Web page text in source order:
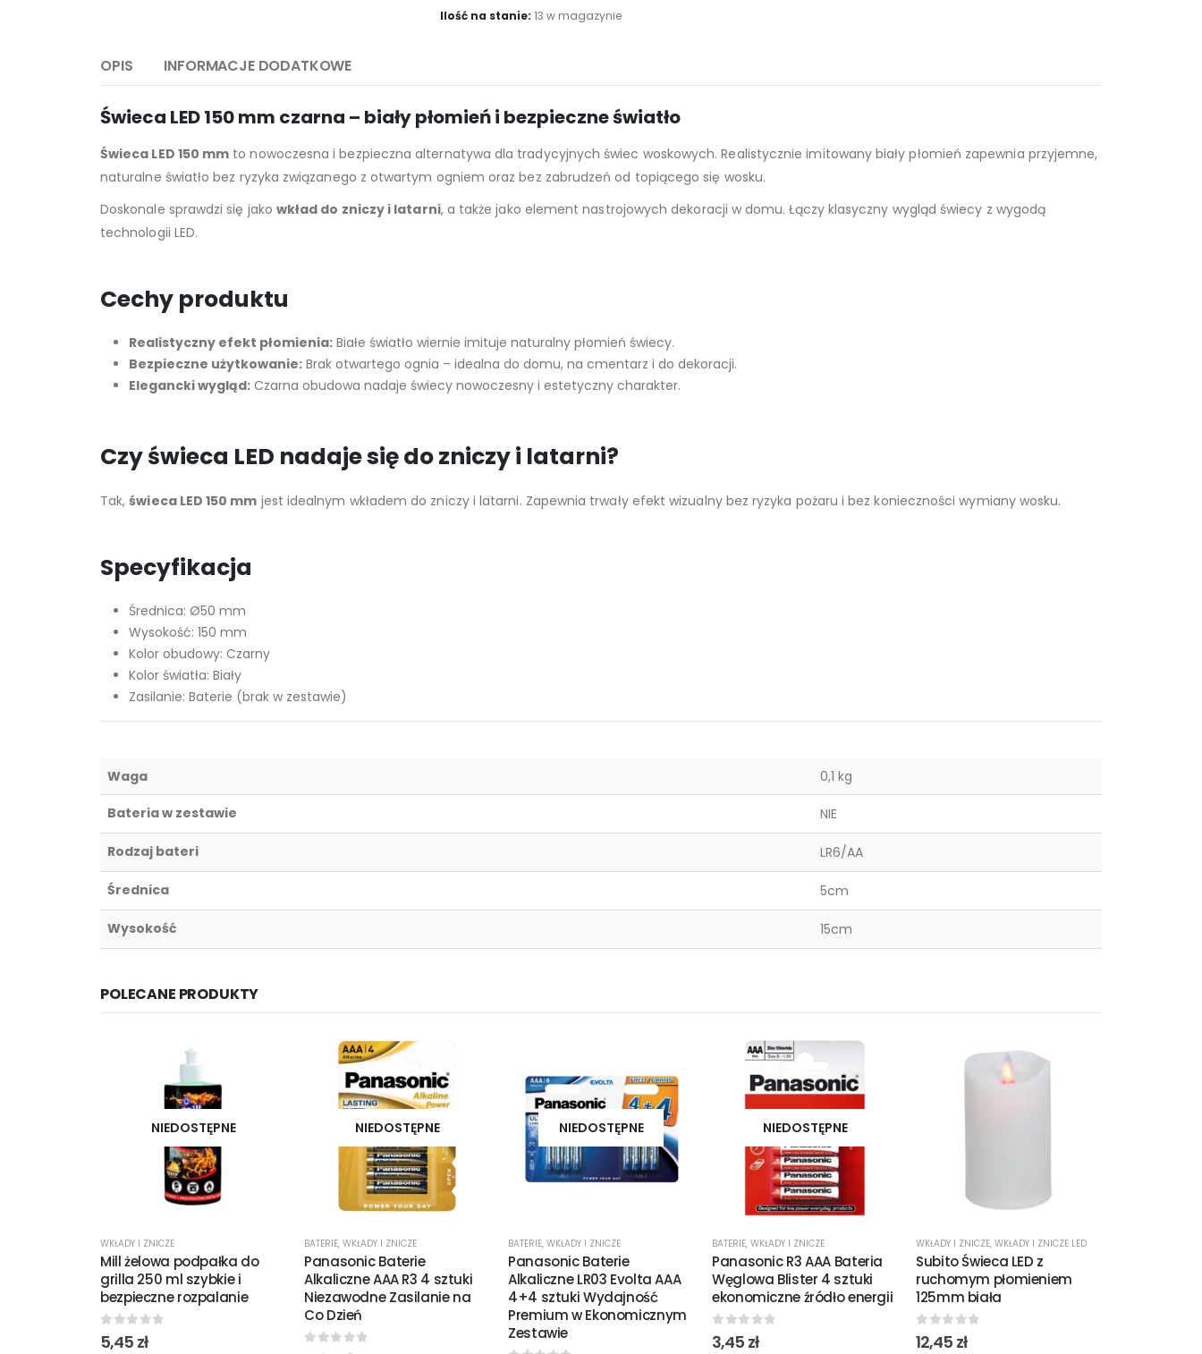
Ilość na stanie: 13 w magazynie
OPIS INFORMACJE DODATKOWE
Świeca LED 150 mm czarna – biały płomień i bezpieczne światło
Świeca LED 150 mm to nowoczesna i bezpieczna alternatywa dla tradycyjnych świec woskowych. Realistycznie imitowany biały płomień zapewnia przyjemne,
naturalne światło bez ryzyka związanego z otwartym ogniem oraz bez zabrudzeń od topiącego się wosku.
Doskonale sprawdzi się jako wkład do zniczy i latarni, a także jako element nastrojowych dekoracji w domu. Łączy klasyczny wygląd świecy z wygodą
technologii LED.
Cechy produktu
Realistyczny efekt płomienia: Białe światło wiernie imituje naturalny płomień świecy.
Bezpieczne użytkowanie: Brak otwartego ognia – idealna do domu, na cmentarz i do dekoracji.
Elegancki wygląd: Czarna obudowa nadaje świecy nowoczesny i estetyczny charakter.
Czy świeca LED nadaje się do zniczy i latarni?
Tak,świeca LED 150 mm jest idealnym wkładem do zniczy i latarni. Zapewnia trwały efekt wizualny bez ryzyka pożaru i bez konieczności wymiany wosku.
Specyfikacja
Średnica: Ø50 mm
Wysokość: 150 mm
Kolor obudowy: Czarny
Kolor światła: Biały
Zasilanie: Baterie (brak w zestawie)
Waga 0,1 kg
Bateria w zestawie NIE
Rodzaj bateri LR6/AA
Średnica 5cm
Wysokość 15cm
POLECANE PRODUKTY
NIEDOSTĘPNE
WKŁADY I ZNICZE
Mill żelowa podpałka do
grilla 250 ml szybkie i
bezpieczne rozpalanie
0out of 5
5,45 zł
NIEDOSTĘPNE
BATERIE, WKŁADY I ZNICZE
Panasonic Baterie
Alkaliczne AAA R3 4 sztuki
Niezawodne Zasilanie na
Co Dzień
NIEDOSTĘPNE
BATERIE, WKŁADY I ZNICZE
Panasonic Baterie
Alkaliczne LR03 Evolta AAA
4+4 sztuki Wydajność
Premium w Ekonomicznym
Zestawie
NIEDOSTĘPNE
BATERIE, WKŁADY I ZNICZE
Panasonic R3 AAA Bateria
Węglowa Blister 4 sztuki
ekonomiczne źródło energii
0out of 5
3,45 zł
WKŁADY I ZNICZE, WKŁADY I ZNICZE LED
Subito Świeca LED z
ruchomym płomieniem
125mm biała
0out of 5
12,45 zł